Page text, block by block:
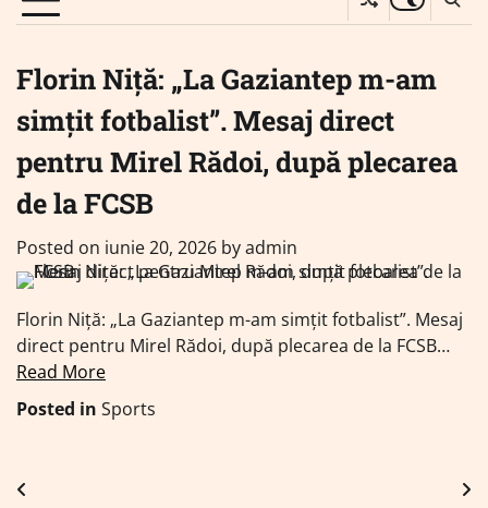
Florin Niță: „La Gaziantep m-am
simțit fotbalist”. Mesaj direct
pentru Mirel Rădoi, după plecarea
de la FCSB
Posted on iunie 20, 2026 byadmin
Florin Niță: „La Gaziantep m-am simțit fotbalist”. Mesaj
direct pentru Mirel Rădoi, după plecarea de la FCSB…
Read More
Posted in Sports
Navigare